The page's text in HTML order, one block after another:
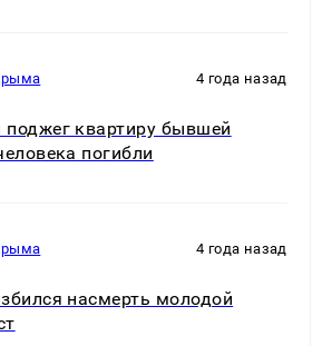
4 года назад
квартиру бывшей
погибли
4 года назад
насмерть молодой